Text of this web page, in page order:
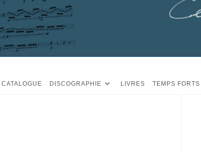
CATALOGUE DISCOGRAPHIE LIVRES TEMPS FORTS